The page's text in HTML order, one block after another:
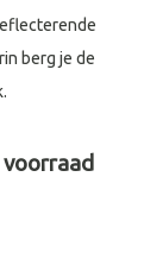
berg je de